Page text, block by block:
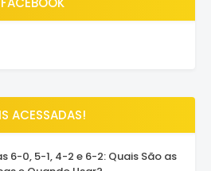
ACESSADAS!
6-0, 5-1, 4-2 e 6-2: Quais São as